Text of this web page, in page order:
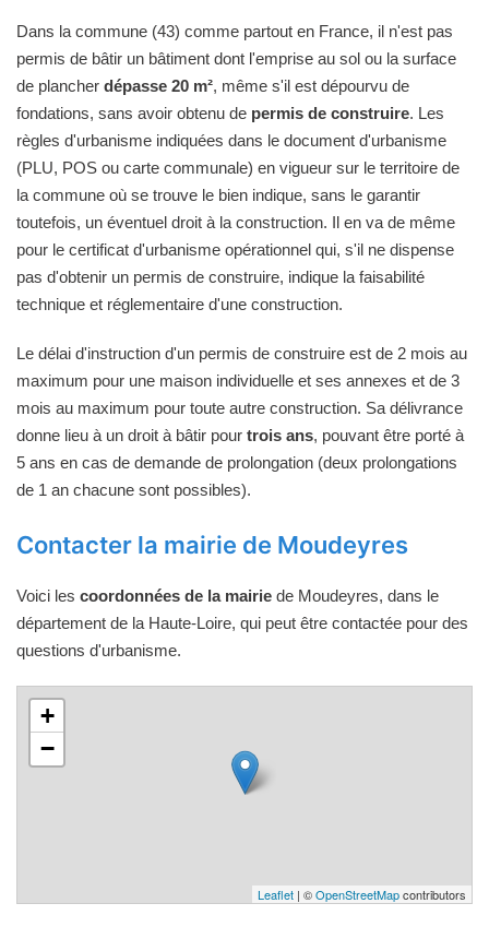
Dans la commune (43) comme partout en France, il n'est pas
permis de bâtir un bâtiment dont l'emprise au sol ou la surface
de plancher dépasse 20 m², même s'il est dépourvu de
fondations, sans avoir obtenu de permis de construire. Les
règles d'urbanisme indiquées dans le document d'urbanisme
(PLU, POS ou carte communale) en vigueur sur le territoire de
la commune où se trouve le bien indique, sans le garantir
toutefois, un éventuel droit à la construction. Il en va de même
pour le certificat d'urbanisme opérationnel qui, s'il ne dispense
pas d'obtenir un permis de construire, indique la faisabilité
technique et réglementaire d'une construction.
Le délai d'instruction d'un permis de construire est de 2 mois au
maximum pour une maison individuelle et ses annexes et de 3
mois au maximum pour toute autre construction. Sa délivrance
donne lieu à un droit à bâtir pour trois ans, pouvant être porté à
5 ans en cas de demande de prolongation (deux prolongations
de 1 an chacune sont possibles).
Contacter la mairie de Moudeyres
Voici les coordonnées de la mairie de Moudeyres, dans le
département de la Haute-Loire, qui peut être contactée pour des
questions d'urbanisme.
+
−
Leaflet | ©OpenStreetMapcontributors